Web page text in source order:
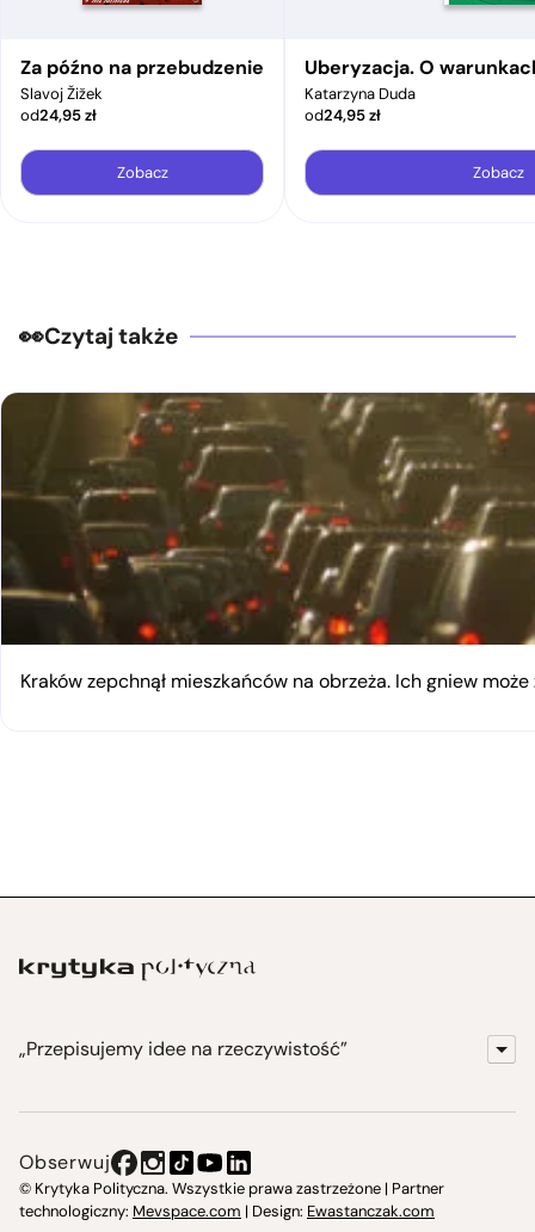
Za późno na przebudzenie
Slavoj Žižek
od24,95zł
Zobacz
Uberyzacja. O
Katarzyna Duda
od24,95zł
Zobacz
Czytaj także
Kraków zepchnął mieszkańców na obrzeża. Ich gniew
„Przepisujemy idee na rzeczywistość”
Instytut Krytyki Politycznej
Obserwuj
© Krytyka Polityczna. Wszystkie prawa zastrzeżone | Partner
technologiczny: Mevspace.com | Design: Ewastanczak.com